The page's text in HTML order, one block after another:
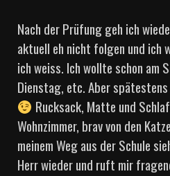
Nach der Prüfung geh ich
aktuell eh nicht folgen und ich
ich weiss. Ich wollte schon am
Dienstag, etc. Aber
Rucksack, Matte und
Wohnzimmer, brav von den
meinem Weg aus der Schule
Herr wieder und ruft mir